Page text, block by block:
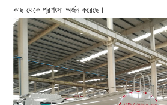
কাছ থেকে প্রশংসা অর্জন করেছে।